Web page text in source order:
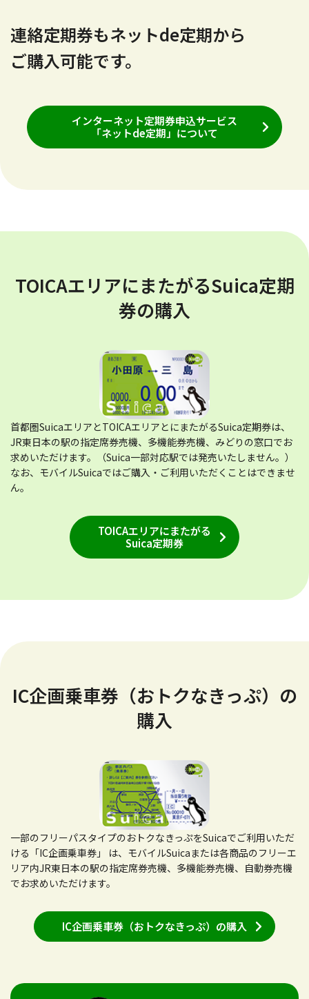
連絡定期券もネットde定期から
ご購入可能です。
インターネット定期券申込サービス
「ネットde定期」について
TOICAエリアにまたがるSuica定期
券の購入
首都圏SuicaエリアとTOICAエリアとにまたがるSuica定期券は、
JR東日本の駅の指定席券売機、多機能券売機、みどりの窓口でお
求めいただけます。（Suica一部対応駅では発売いたしません。）
なお、モバイルSuicaではご購入・ご利用いただくことはできませ
ん。
TOICAエリアにまたがる
Suica定期券
IC企画乗車券（おトクなきっぷ）の
購入
一部のフリーパスタイプのおトクなきっぷをSuicaでご利用いただ
ける「IC企画乗車券」 は、モバイルSuicaまたは各商品のフリーエ
リア内JR東日本の駅の指定席券売機、多機能券売機、自動券売機
でお求めいただけます。
IC企画乗車券（おトクなきっぷ）の購入